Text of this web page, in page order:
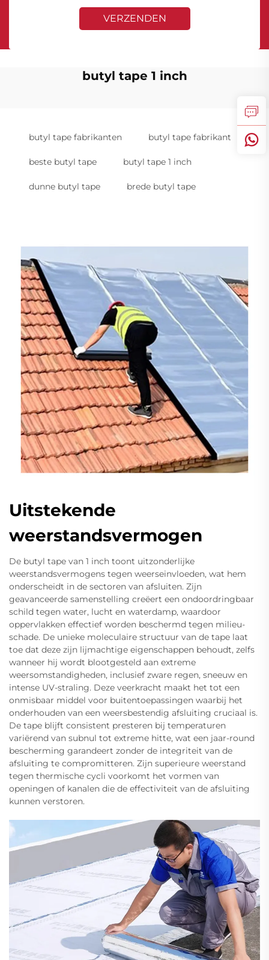
VERZENDEN
butyl tape 1 inch
butyl tape fabrikanten butyl tape fabrikant
beste butyl tape butyl tape 1 inch
dunne butyl tape brede butyl tape
Uitstekende
weerstandsvermogen
De butyl tape van 1 inch toont uitzonderlijke
weerstandsvermogens tegen weerseinvloeden, wat hem
onderscheidt in de sectoren van afsluiten. Zijn
geavanceerde samenstelling creëert een ondoordringbaar
schild tegen water, lucht en waterdamp, waardoor
oppervlakken effectief worden beschermd tegen milieu-
schade. De unieke moleculaire structuur van de tape laat
toe dat deze zijn lijmachtige eigenschappen behoudt, zelfs
wanneer hij wordt blootgesteld aan extreme
weersomstandigheden, inclusief zware regen, sneeuw en
intense UV-straling. Deze veerkracht maakt het tot een
onmisbaar middel voor buitentoepassingen waarbij het
onderhouden van een weersbestendig afsluiting cruciaal is.
De tape blijft consistent presteren bij temperaturen
variërend van subnul tot extreme hitte, wat een jaar-round
bescherming garandeert zonder de integriteit van de
afsluiting te compromitteren. Zijn superieure weerstand
tegen thermische cycli voorkomt het vormen van
openingen of kanalen die de effectiviteit van de afsluiting
kunnen verstoren.